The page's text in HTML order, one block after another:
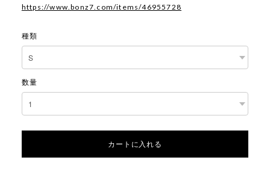
https://www.bonz7.com/items/46955728
種類
数量
カートに入れる